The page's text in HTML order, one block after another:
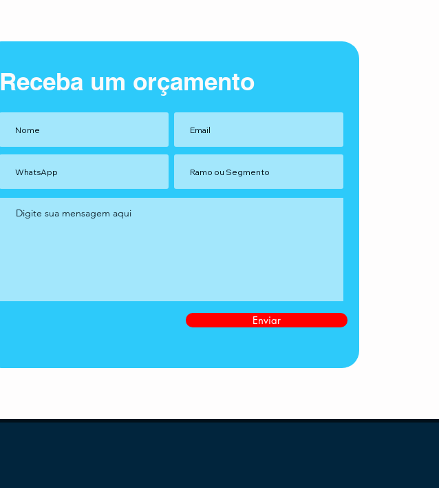
Receba um orçamento
Enviar